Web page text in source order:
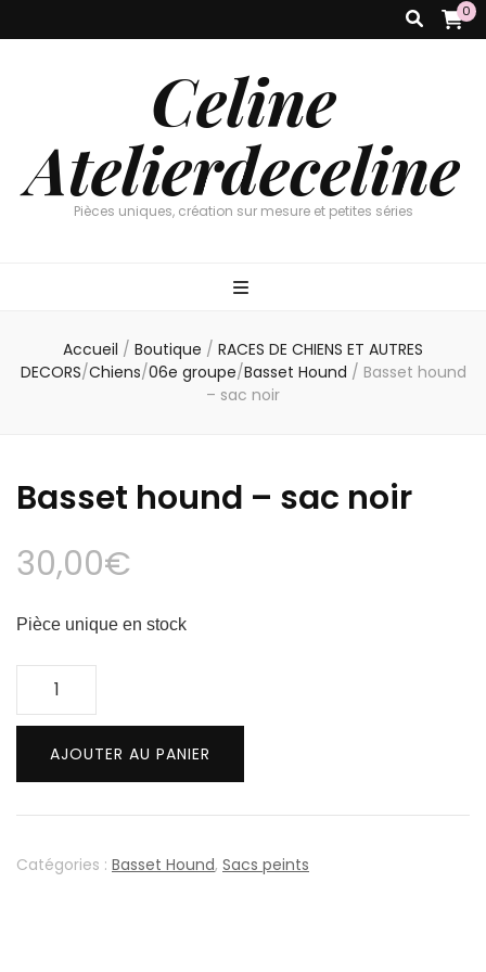
0
Celine
Atelierdeceline
Pièces uniques, création sur mesure et petites séries
Accueil / Boutique / RACES DE CHIENS ET AUTRES
DECORS/Chiens/06e groupe/Basset Hound / Basset hound
– sac noir
Basset hound – sac noir
30,00€
Pièce unique en stock
quantité
Basset
hound
-
sac
AJOUTER AU PANIER
Catégories : Basset Hound, Sacs peints